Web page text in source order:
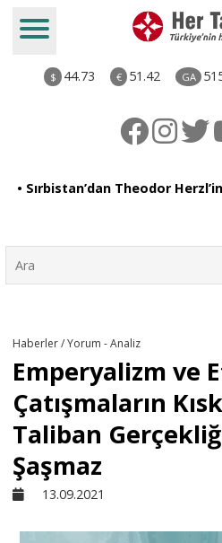
$ 44.73 € 51.42 GA
• Sırbistan’dan Theodor
Derkenar
Sivil
Haberler / Yorum - Analiz
Emperyalizm ve
Çatışmaların
Taliban
Şaşmaz
13.09.2021